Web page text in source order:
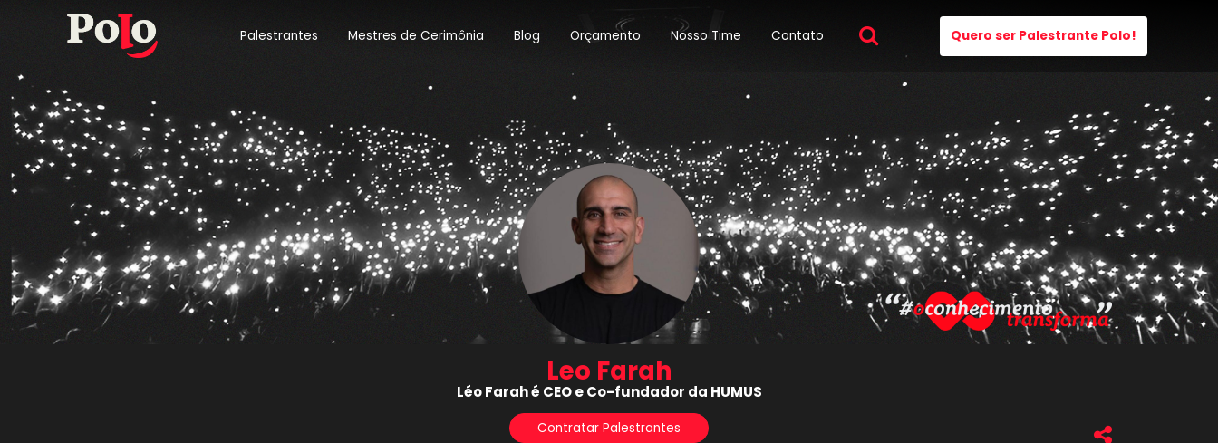
Palestrantes Mestres de Cerimônia Blog Orçamento Nosso Time Contato Quero ser Palestrante Polo!
Leo Farah
Léo Farah é CEO e Co-fundador da HUMUS
Contratar Palestrantes